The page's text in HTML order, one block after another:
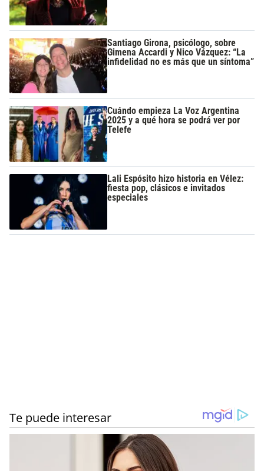
Santiago Girona, psicólogo, sobre
Gimena Accardi y Nico Vázquez: “La
infidelidad no es más que un síntoma”
Cuándo empieza La Voz Argentina
2025 y a qué hora se podrá ver por
Telefe
Lali Espósito hizo historia en Vélez:
fiesta pop, clásicos e invitados
especiales